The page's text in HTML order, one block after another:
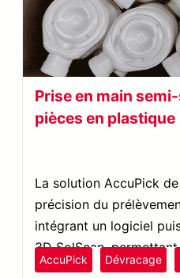
Prise en main
pièces en plastique
La solution AccuPick
précision du
intégrant un logiciel
3D SolScan,
et facilitant
AccuPick Dévracage